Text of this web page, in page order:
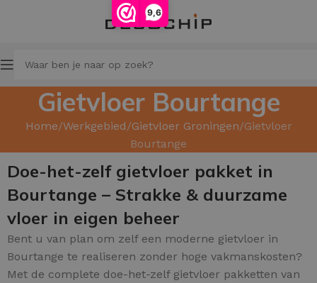
9,6
Gietvloer Bourtange
Home Werkgebied Gietvloer Groningen Gietvloer
Bourtange
Doe-het-zelf gietvloer pakket in
Bourtange – Strakke & duurzame
vloer in eigen beheer
Bent u van plan om zelf een moderne gietvloer in
Bourtange te realiseren zonder hoge vakmanskosten?
Met de complete doe-het-zelf gietvloer pakketten van